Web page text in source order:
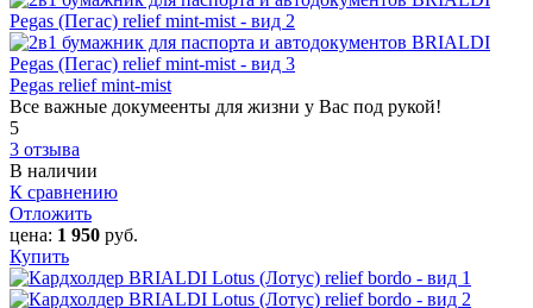
Pegas relief mint-mist
Все важные докумеенты для жизни у Вас под рукой!
5
3 отзыва
В наличии
К сравнению
Отложить
цена: 1 950 руб.
Купить